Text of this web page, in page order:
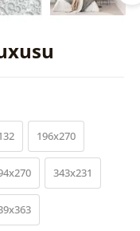
196x270
343x231